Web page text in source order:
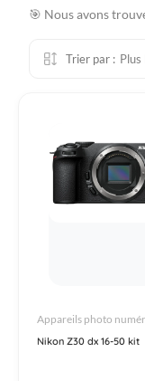
🎯 Nous avons
Trier par : Plus
Appareils photo
Nikon Z30 dx 16-50 kit